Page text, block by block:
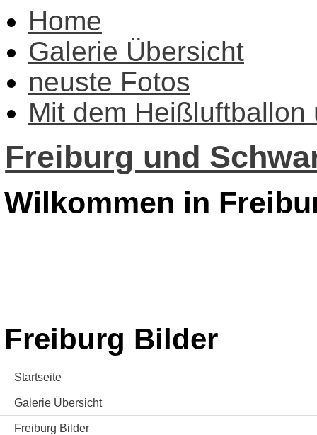
Home
Galerie Übersicht
neuste Fotos
Mit dem Heißluftballon
Freiburg und
Wilkommen in
Freiburg Bilder
Startseite
Galerie Übersicht
Freiburg Bilder